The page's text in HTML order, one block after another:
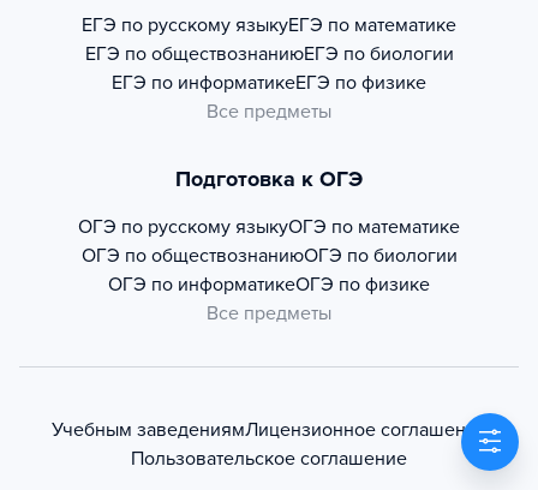
ЕГЭ по русскому языкуЕГЭ по математике
ЕГЭ по обществознаниюЕГЭ по биологии
ЕГЭ по информатикеЕГЭ по физике
Все предметы
Подготовка к ОГЭ
ОГЭ по русскому языкуОГЭ по математике
ОГЭ по обществознаниюОГЭ по биологии
ОГЭ по информатикеОГЭ по физике
Все предметы
Учебным заведениямЛицензионное соглашение
Пользовательское соглашение